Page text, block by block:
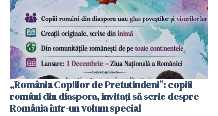
„România Copiilor de Pretutindeni”: copiii
români din diaspora, invitați să scrie despre
România într-un volum special